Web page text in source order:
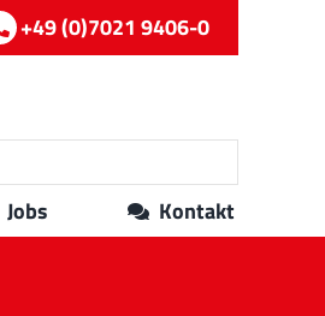
+49 (0)7021 9406-0
Jobs Kontakt